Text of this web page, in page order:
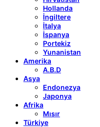
Hollanda
İngiltere
İtalya
İspanya
Portekiz
Yunanistan
Amerika
A.B.D
Asya
Endonezya
Japonya
Afrika
Mısır
Türkiye